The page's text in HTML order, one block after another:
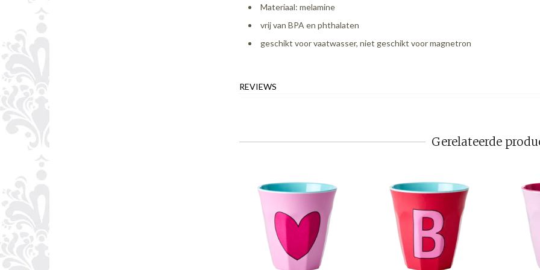
Materiaal: melamine
vrij van BPA en phthalaten
geschikt voor vaatwasser, niet geschikt voor magnetron
REVIEWS
Gerelateerde